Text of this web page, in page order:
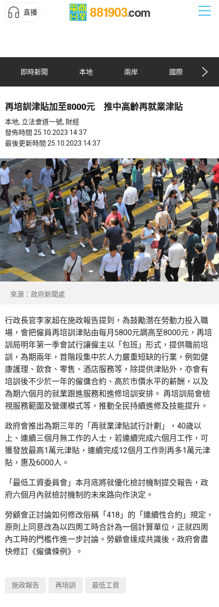
直播
即時新聞 本地 兩岸 國際
再培訓津貼加至8000元 推中高齡再就業津貼
本地, 立法會道一號, 財經
發佈時間 25.10.2023 14:37
最後更新時間 25.10.2023 14:37
來源：政府新聞處
行政長官李家超在施政報告提到，為鼓勵潛在勞動力投入職
場，會把僱員再培訓津貼由每月5800元調高至8000元，再培
訓局明年第一季會試行讓僱主以「包班」形式，提供職前培
訓，為期兩年，首階段集中於人力嚴重短缺的行業，例如健
康護理、飲食、零售、酒店服務等，除提供津貼外，亦會有
培訓後不少於一年的僱傭合約、高於市價水平的薪酬，以及
為期六個月的就業跟進服務和進修培訓安排。 再培訓局會檢
視服務範圍及營運模式等，推動全民持續進修及技能提升。
政府會推出為期三年的「再就業津貼試行計劃」，40歲以
上、連續三個月無工作的人士，若連續完成六個月工作，可
獲發放最高1萬元津貼，連續完成12個月工作則再多1萬元津
貼，惠及6000人。
「最低工資委員會」本月底將就優化檢討機制提交報告，政
府六個月內就檢討機制的未來路向作決定。
勞顧會正討論如何修改俗稱「418」的「連續性合約」規定，
原則上同意改為以四周工時合計為一個計算單位，正就四周
內工時的門檻作進一步討論。勞顧會達成共識後，政府會盡
快修訂《僱傭條例》。
施政報告 再培訓 最低工資